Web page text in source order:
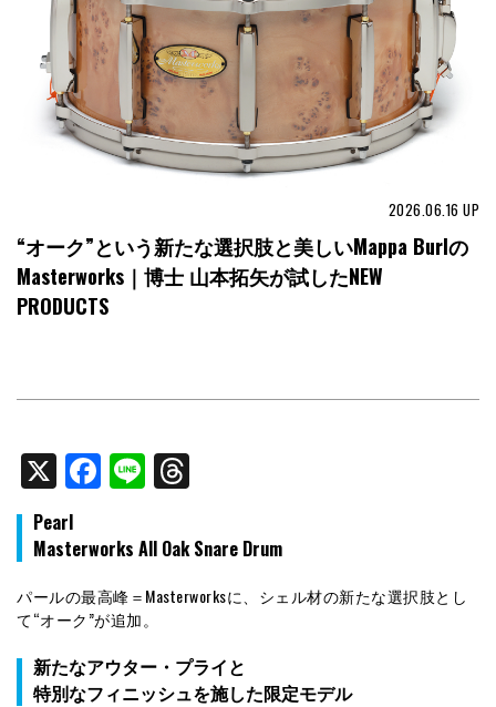
2026.06.16 UP
“オーク”という新たな選択肢と美しいMappa Burlの
Masterworks｜博士 山本拓矢が試したNEW
PRODUCTS
X Facebook
Line
Pearl
Masterworks All Oak Snare Drum
パールの最高峰＝Masterworksに、シェル材の新たな選択肢とし
て“オーク”が追加。
新たなアウター・プライと
特別なフィニッシュを施した限定モデル